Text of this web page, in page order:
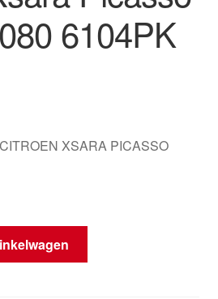
6104PK
XSARA PICASSO